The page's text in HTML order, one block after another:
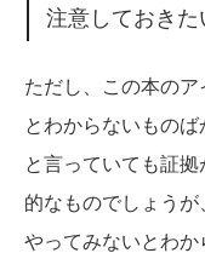
注意しておきた
ただし、この本の
とわからないもの
と言っていても証
的なものでしょうが
やってみないとわか